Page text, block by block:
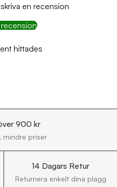
en recension
hittades
900 kr
mindre priser
14 Dagars Retur
Returnera enkelt dina plagg